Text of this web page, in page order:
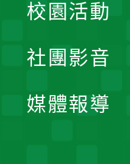
校園活動
社團影音
媒體報導